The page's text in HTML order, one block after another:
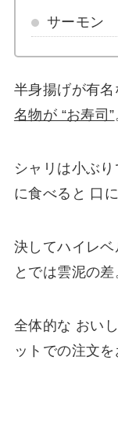
サーモン
半身揚げが有名
名物が “お寿司”
シャリは小ぶ
に食べると 口
決してハイレ
とでは雲泥の差
全体的な おい
ットでの注文を